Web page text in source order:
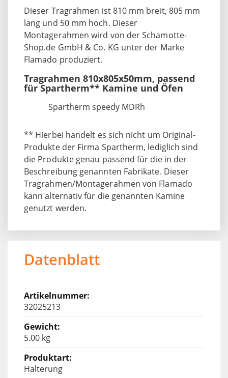
Dieser Tragrahmen ist 810 mm breit, 805 mm
lang und 50 mm hoch. Dieser
Montagerahmen wird von der Schamotte-
Shop.de GmbH & Co. KG unter der Marke
Flamado produziert.
Tragrahmen 810x805x50mm, passend
für Spartherm** Kamine und Öfen
Spartherm speedy MDRh
** Hierbei handelt es sich nicht um Original-
Produkte der Firma Spartherm, lediglich sind
die Produkte genau passend für die in der
Beschreibung genannten Fabrikate. Dieser
Tragrahmen/Montagerahmen von Flamado
kann alternativ für die genannten Kamine
genutzt werden.
Datenblatt
32025213
5.00 kg
Halterung